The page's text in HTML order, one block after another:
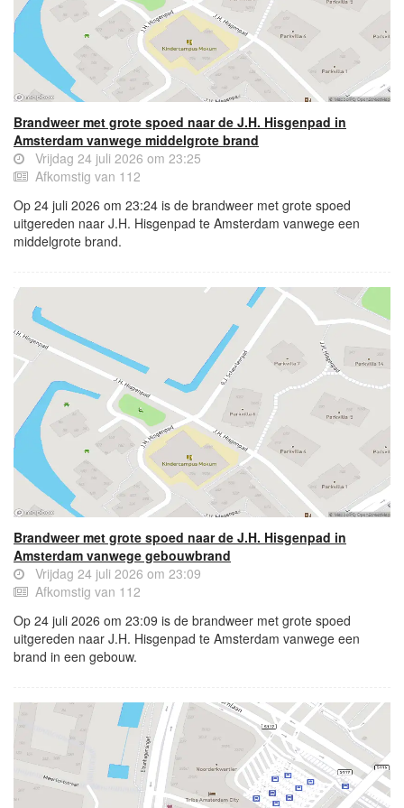
Brandweer met grote spoed naar de J.H. Hisgenpad in
Amsterdam vanwege middelgrote brand
Vrijdag 24 juli 2026 om 23:25
Afkomstig van 112
Op 24 juli 2026 om 23:24 is de brandweer met grote spoed
uitgereden naar J.H. Hisgenpad te Amsterdam vanwege een
middelgrote brand.
Brandweer met grote spoed naar de J.H. Hisgenpad in
Amsterdam vanwege gebouwbrand
Vrijdag 24 juli 2026 om 23:09
Afkomstig van 112
Op 24 juli 2026 om 23:09 is de brandweer met grote spoed
uitgereden naar J.H. Hisgenpad te Amsterdam vanwege een
brand in een gebouw.